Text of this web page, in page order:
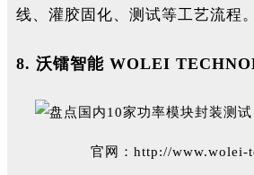
线、灌胶固化、测试等工艺流程。
8. 沃镭智能 WOLEI
官网： http://www.wolei-